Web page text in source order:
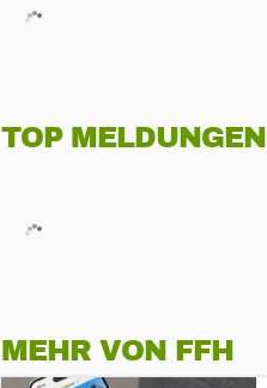
TOP MELDUNGEN
MEHR VON FFH